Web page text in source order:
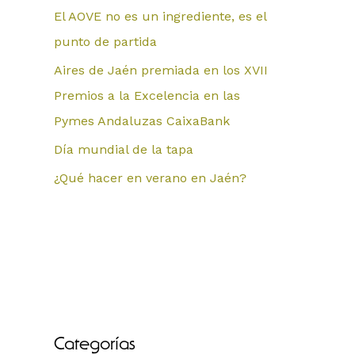
El AOVE no es un ingrediente, es el
punto de partida
Aires de Jaén premiada en los XVII
Premios a la Excelencia en las
Pymes Andaluzas CaixaBank
Día mundial de la tapa
¿Qué hacer en verano en Jaén?
Categorías